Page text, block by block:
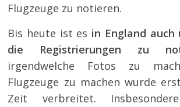
Flugzeuge zu notieren.
Bis heute ist es in England auch
die Registrierungen zu
irgendwelche Fotos zu
Flugzeuge zu machen wurde
Zeit verbreitet.